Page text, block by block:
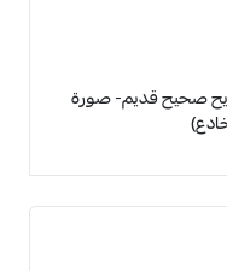
صحيح قديم- صورة